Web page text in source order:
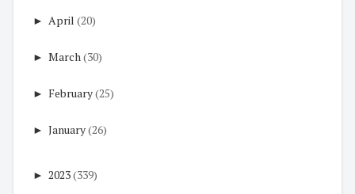
► April (20)
► March(30)
► February(25)
► January(26)
► 2023(339)